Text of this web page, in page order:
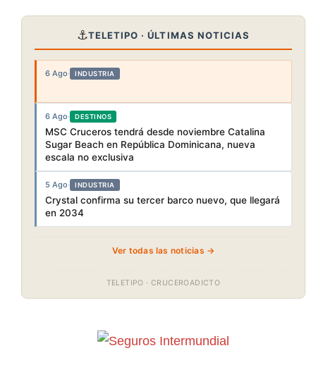
⚓TELETIPO · ÚLTIMAS NOTICIAS
6 Ago· INDUSTRIA
6 Ago· DESTINOS
MSC Cruceros tendrá desde noviembre Catalina
Sugar Beach en República Dominicana, nueva
escala no exclusiva
5 Ago· INDUSTRIA
Crystal confirma su tercer barco nuevo, que llegará
en 2034
Ver todas las noticias →
TELETIPO · CRUCEROADICTO